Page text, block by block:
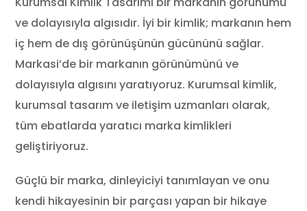
ve dolayısıyla algısıdır. İyi bir kimlik; markanın hem
iç hem de dış görünüşünün gücününü sağlar.
Markasi’de bir markanın görünümünü ve
dolayısıyla algısını yaratıyoruz. Kurumsal kimlik,
kurumsal tasarım ve iletişim uzmanları olarak,
tüm ebatlarda yaratıcı marka kimlikleri
geliştiriyoruz.
Güçlü bir marka, dinleyiciyi tanımlayan ve onu
kendi hikayesinin bir parçası yapan bir hikaye